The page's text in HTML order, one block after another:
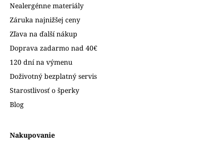
Nealergénne materiály
Záruka najnižšej ceny
Zľava na ďalší nákup
Doprava zadarmo nad 40€
120 dní na výmenu
Doživotný bezplatný servis
Starostlivosť o šperky
Blog
Nakupovanie